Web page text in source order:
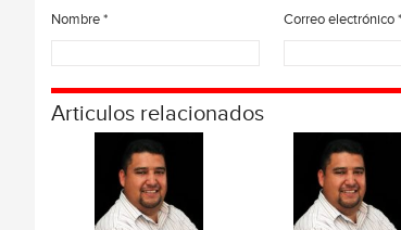
Nombre* Correo electrónico*
Articulos relacionados